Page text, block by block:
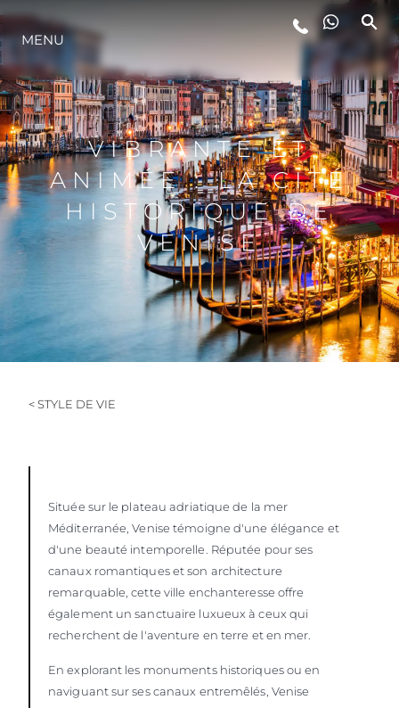
STYLE DE VIE
L'INNOVATION
LA SOCIÉTÉ
NOTRE ÉQUIPE
NOTRE HÉRITAGE
ALGARVE ADVENTURES
MENU
VIBRANTE ET
ANIMÉE : LA CITÉ
HISTORIQUE DE
VENISE
< STYLE DE VIE
Située sur le plateau adriatique de la mer
Méditerranée, Venise témoigne d'une élégance et
d'une beauté intemporelle. Réputée pour ses
canaux romantiques et son architecture
remarquable, cette ville enchanteresse offre
également un sanctuaire luxueux à ceux qui
recherchent de l'aventure en terre et en mer.
En explorant les monuments historiques ou en
naviguant sur ses canaux entremêlés, Venise